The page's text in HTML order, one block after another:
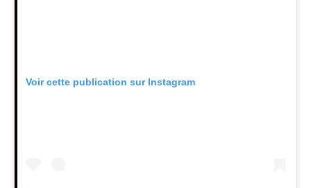
Voir cette publication sur Instagram